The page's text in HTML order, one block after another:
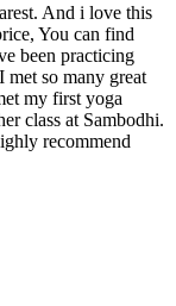
And i love this
You can find
been practicing
met so many great
my first yoga
class at Sambodhi.
recommend